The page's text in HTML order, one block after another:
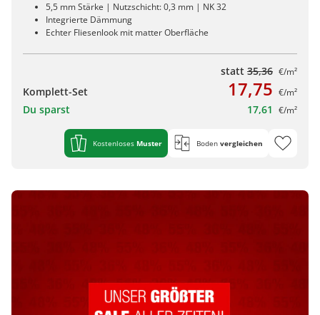
5,5 mm Stärke | Nutzschicht: 0,3 mm | NK 32
Integrierte Dämmung
Echter Fliesenlook mit matter Oberfläche
statt 35,36 €/m²
Komplett-Set 17,75 €/m²
Du sparst 17,61 €/m²
Kostenloses Muster Boden vergleichen